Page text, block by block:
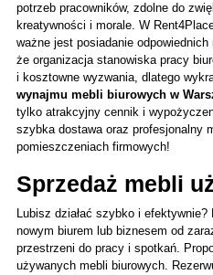
potrzeb pracowników, zdolne do
kreatywności i morale. W
ważne jest posiadanie
że organizacja stanowiska pracy
wynajmu mebli biurowych w
tylko atrakcyjny cennik i
szybka dostawa oraz profesjonalny
pomieszczeniach firmowych!
Sprzedaż mebli
Lubisz działać szybko i
nowym biurem lub biznesem od
przestrzeni do pracy i spotkań.
używanych mebli biurowych.